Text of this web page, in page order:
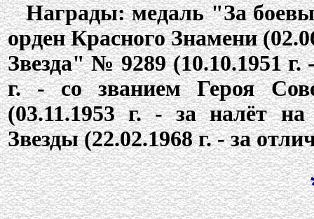
Награды: медаль "За
орден Красного Знамени
Звезда" № 9289 (10.10.1951 г.
г. - со званием Героя
(03.11.1953 г. - за налёт
Звезды (22.02.1968 г. - за